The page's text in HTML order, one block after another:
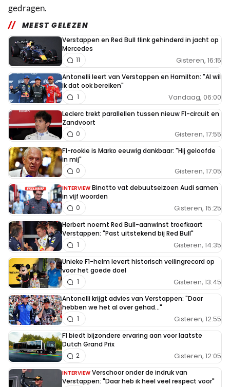
gedragen.
MEEST GELEZEN
Verstappen en Red Bull flink gehinderd in jacht op
Mercedes
Gisteren, 16:15
11
Antonelli leert van Verstappen en Hamilton: "Al wil
ik dat ook bereiken"
Vandaag, 06:00
1
Leclerc trekt parallellen tussen nieuw F1-circuit en
Zandvoort
Gisteren, 17:55
0
F1-rookie is Marko eeuwig dankbaar: "Hij geloofde
in mij"
Gisteren, 17:05
0
INTERVIEW Binotto vat debuutseizoen Audi samen
in vijf woorden
Gisteren, 15:25
0
Herbert noemt Red Bull-aanwinst troefkaart
Verstappen: "Past uitstekend bij Red Bull"
Gisteren, 14:35
1
Unieke F1-helm levert historisch veilingrecord op
voor het goede doel
Gisteren, 13:45
1
Antonelli krijgt advies van Verstappen: "Daar
hebben we het al over gehad..."
Gisteren, 12:55
1
F1 biedt bijzondere ervaring aan voor laatste
Dutch Grand Prix
Gisteren, 12:05
2
INTERVIEW Verschoor onder de indruk van
Verstappen: "Daar heb ik heel veel respect voor"